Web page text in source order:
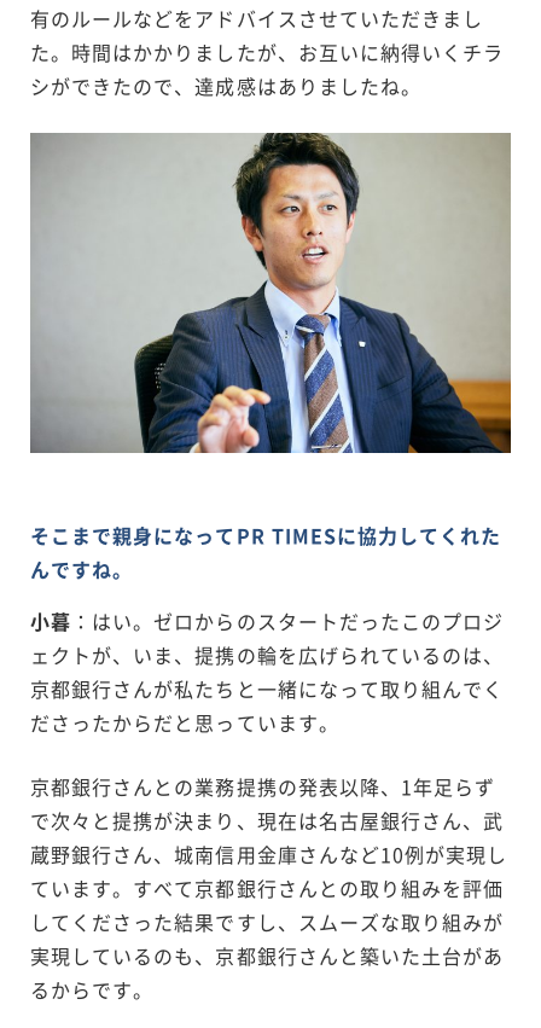
有のルールなどをアドバイスさせていただきまし
た。時間はかかりましたが、お互いに納得いくチラ
シができたので、達成感はありましたね。
そこまで親身になってPR TIMESに協力してくれた
んですね。
小暮 ：はい。ゼロからのスタートだったこのプロジ
ェクトが、いま、提携の輪を広げられているのは、
京都銀行さんが私たちと一緒になって取り組んでく
ださったからだと思っています。
京都銀行さんとの業務提携の発表以降、1年足らず
で次々と提携が決まり、現在は名古屋銀行さん、武
蔵野銀行さん、城南信用金庫さんなど10例が実現し
ています。すべて京都銀行さんとの取り組みを評価
してくださった結果ですし、スムーズな取り組みが
実現しているのも、京都銀行さんと築いた土台があ
るからです。